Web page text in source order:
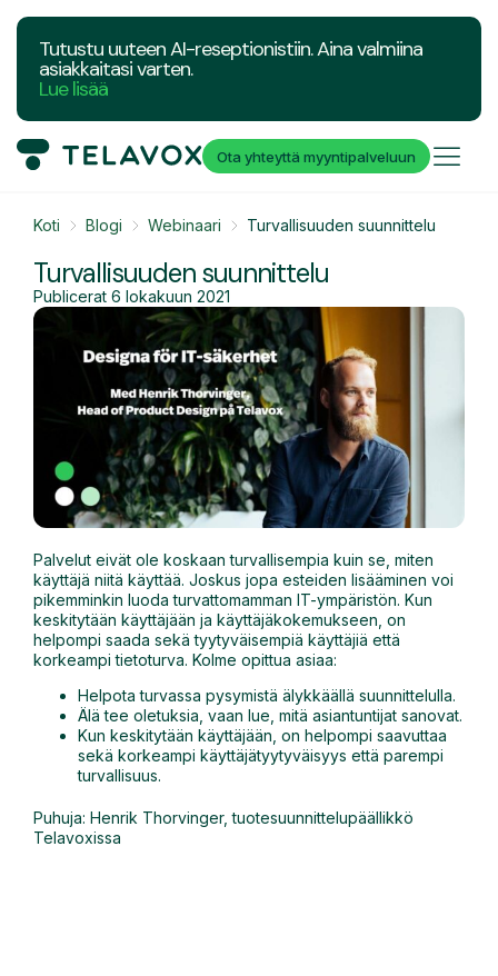
Tutustu uuteen AI-reseptionistiin. Aina valmiina
asiakkaitasi varten.
Lue lisää
Ota yhteyttä myyntipalveluun
Koti Blogi Webinaari Turvallisuuden suunnittelu
Turvallisuuden suunnittelu
Publicerat 6 lokakuun 2021
Palvelut eivät ole koskaan turvallisempia kuin se, miten
käyttäjä niitä käyttää. Joskus jopa esteiden lisääminen voi
pikemminkin luoda turvattomamman IT-ympäristön. Kun
keskitytään käyttäjään ja käyttäjäkokemukseen, on
helpompi saada sekä tyytyväisempiä käyttäjiä että
korkeampi tietoturva. Kolme opittua asiaa:
Helpota turvassa pysymistä älykkäällä suunnittelulla.
Älä tee oletuksia, vaan lue, mitä asiantuntijat sanovat.
Kun keskitytään käyttäjään, on helpompi saavuttaa
sekä korkeampi käyttäjätyytyväisyys että parempi
turvallisuus.
Puhuja: Henrik Thorvinger, tuotesuunnittelupäällikkö
Telavoxissa